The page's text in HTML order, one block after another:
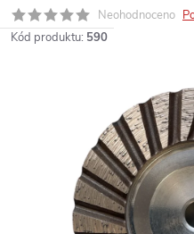
Neohodnoceno
Kód produktu: 590